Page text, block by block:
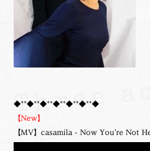
◆**◆**◆**◆**◆**◆**◆
【New】
【MV】casamila - Now You're Not